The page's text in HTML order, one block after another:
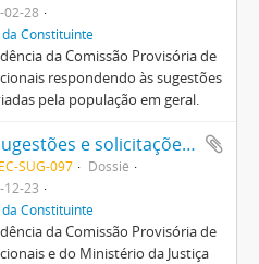
02-28
Constituinte
da Comissão Provisória de
respondendo às sugestões
pela população em geral.
Resposta às sugestões e solicitações enviadas pela população em geral
SUG-097
Dossiê
12-23
Constituinte
da Comissão Provisória de
e do Ministério da Justiça